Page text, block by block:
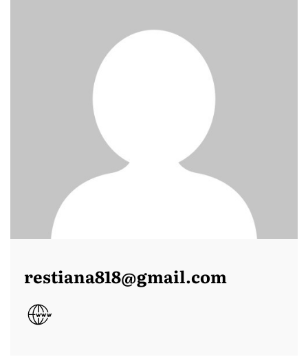
restiana818@gmail.com